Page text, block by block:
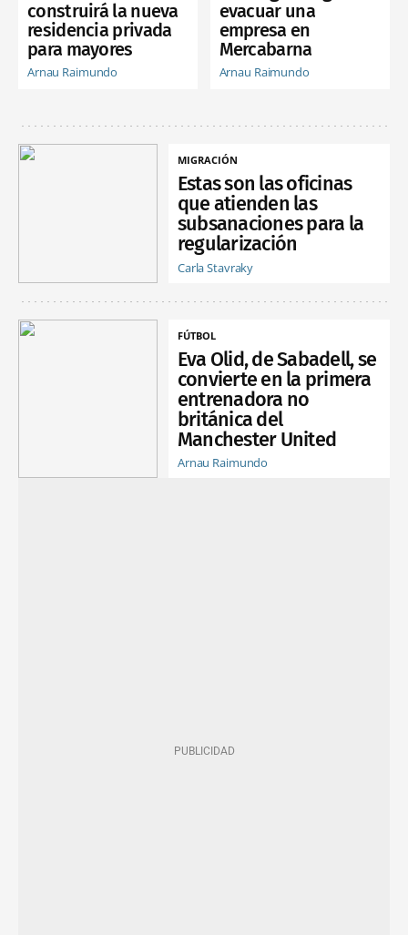
construirá la nueva
residencia privada
para mayores
Arnau Raimundo
evacuar una
empresa en
Mercabarna
Arnau Raimundo
MIGRACIÓN
Estas son las oficinas
que atienden las
subsanaciones para la
regularización
Carla Stavraky
FÚTBOL
Eva Olid, de Sabadell, se
convierte en la primera
entrenadora no
británica del
Manchester United
Arnau Raimundo